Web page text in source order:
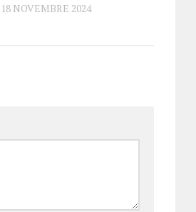
18 NOVEMBRE 2024